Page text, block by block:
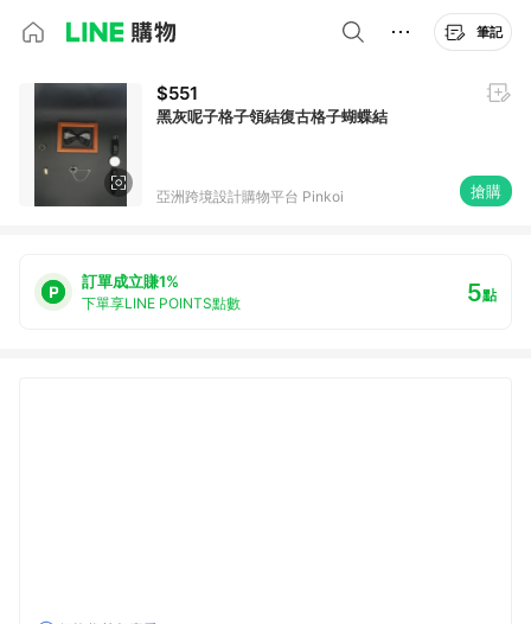
筆記
$551
黑灰呢子格子領結復古格子蝴蝶結
亞洲跨境設計購物平台 Pinkoi 搶購
訂單成立賺1%
下單享LINE POINTS點數 5點